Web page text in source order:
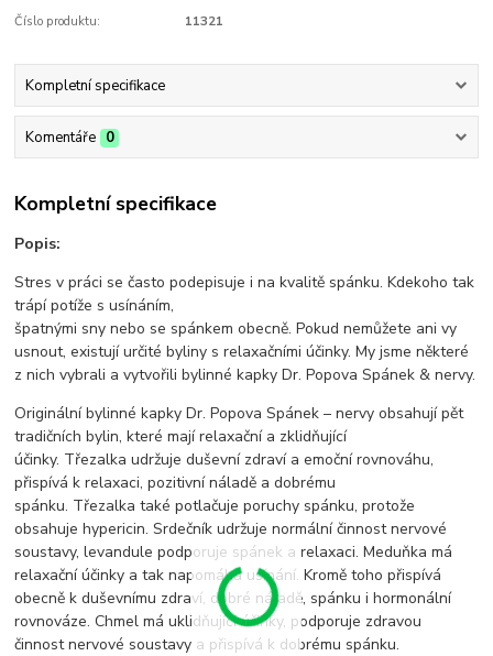
Číslo produktu: 11321
Kompletní specifikace
Komentáře 0
Kompletní specifikace
Popis:
Stres v práci se často podepisuje i na kvalitě spánku. Kdekoho tak
trápí potíže s usínáním,
špatnými sny nebo se spánkem obecně. Pokud nemůžete ani vy
usnout, existují určité byliny s relaxačními účinky. My jsme některé
z nich vybrali a vytvořili bylinné kapky Dr. Popova Spánek & nervy.
Originální bylinné kapky Dr. Popova Spánek – nervy obsahují pět
tradičních bylin, které mají relaxační a zklidňující
účinky. Třezalka udržuje duševní zdraví a emoční rovnováhu,
přispívá k relaxaci, pozitivní náladě a dobrému
spánku. Třezalka také potlačuje poruchy spánku, protože
obsahuje hypericin. Srdečník udržuje normální činnost nervové
soustavy, levandule podporuje spánek a relaxaci. Meduňka má
relaxační účinky a tak napomáhá usínání. Kromě toho přispívá
obecně k duševnímu zdraví, dobré náladě, spánku i hormonální
rovnováze. Chmel má uklidňující účinky, podporuje zdravou
činnost nervové soustavy a přispívá k dobrému spánku.